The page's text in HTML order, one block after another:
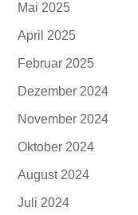
Mai 2025
April 2025
Februar 2025
Dezember 2024
November 2024
Oktober 2024
August 2024
Juli 2024